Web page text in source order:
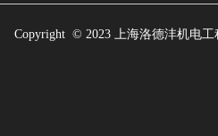
Copyright  © 2023 上海洛德沣机电工